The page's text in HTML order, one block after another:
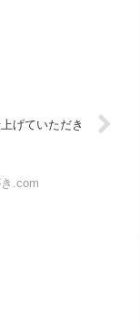
げていただき
.com